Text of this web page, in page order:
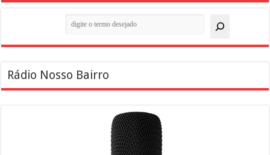
Rádio Nosso Bairro